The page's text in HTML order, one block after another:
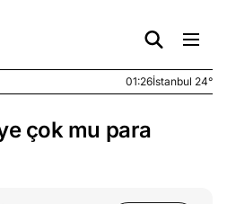
01:26İstanbul 24°
çok mu para